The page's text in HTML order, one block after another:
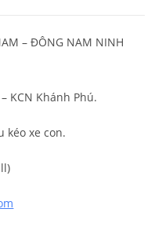
– ĐÔNG NAM NINH
KCN Khánh Phú.
kéo xe con.